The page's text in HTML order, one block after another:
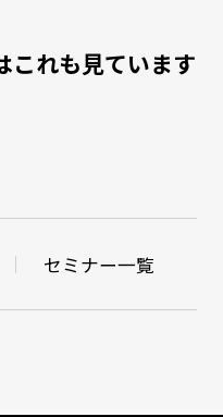
これも見ています
セミナー一覧